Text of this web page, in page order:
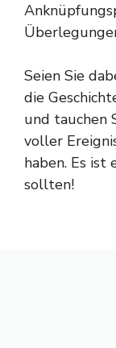
Seien Sie
die
und tauchen
voller
haben. Es ist
sollten!